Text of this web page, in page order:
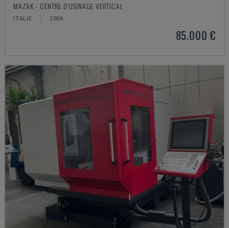
MAZAK - CENTRE D'USINAGE VERTICAL
ITALIE 2006
85.000 €